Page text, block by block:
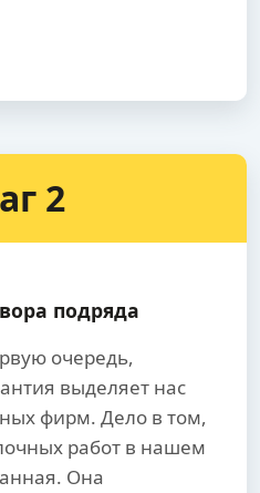
2
подряда
очередь,
выделяет нас
фирм. Дело в том,
работ в нашем
Она